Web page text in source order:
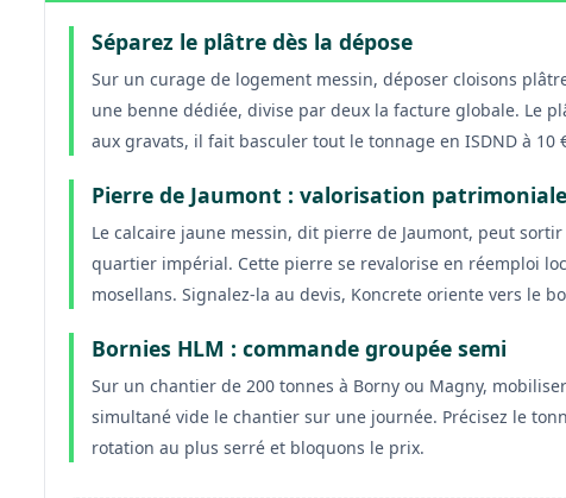
Séparez le plâtre dès la dépose
Sur un curage de logement messin, déposer cloisons
une benne dédiée, divise par deux la facture globale. Le
aux gravats, il fait basculer tout le tonnage en ISDND à 10
Pierre de Jaumont : valorisation patrimoniale
Le calcaire jaune messin, dit pierre de Jaumont, peut
quartier impérial. Cette pierre se revalorise en réemploi
mosellans. Signalez-la au devis, Koncrete oriente vers le
Bornies HLM : commande groupée semi
Sur un chantier de 200 tonnes à Borny ou Magny,
simultané vide le chantier sur une journée. Précisez le
rotation au plus serré et bloquons le prix.